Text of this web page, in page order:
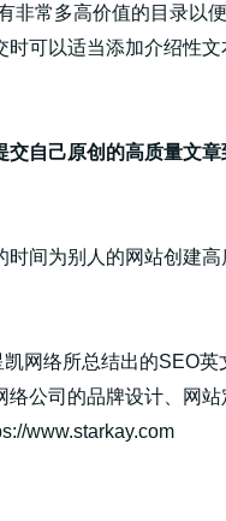
非常多高价值的目录以
时可以适当添加介绍性文
交自己原创的高质量文
时间为别人的网站创建
网络所总结出的SEO英
络公司的品牌设计、网
www.starkay.com